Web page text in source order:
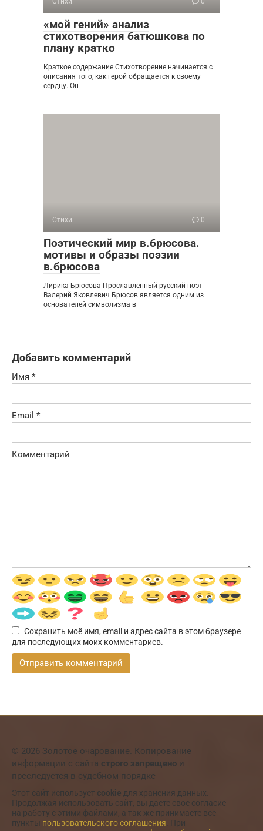
«мой гений» анализ
стихотворения батюшкова по
плану кратко
Краткое содержание Стихотворение начинается с
описания того, как герой обращается к своему
сердцу. Он
Стихи 0
Поэтический мир в.брюсова.
мотивы и образы поэзии
в.брюсова
Лирика Брюсова Прославленный русский поэт
Валерий Яковлевич Брюсов является одним из
основателей символизма в
Добавить комментарий
Имя *
Email *
Комментарий
Сохранить моё имя, email и адрес сайта в этом браузере
для последующих моих комментариев.
© 2026 Золотое очарование. Копирование
информации с сайта строго запрещено и
преследуется в судебном порядке
Этот сайт использует cookie для хранения данных.
Продолжая использовать сайт, вы даете свое согласие
на работу с этими файлами, а так же принимаете все
пункты пользовательского соглашения. При